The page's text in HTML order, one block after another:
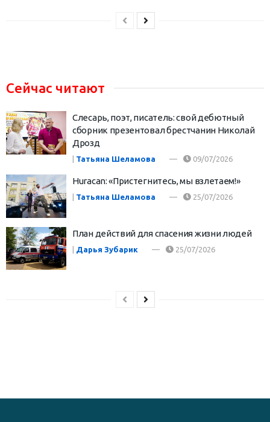
Сейчас читают
Слесарь, поэт, писатель: свой дебютный
сборник презентовал брестчанин Николай
Дрозд
Татьяна Шеламова 09/07/2026
Huracan: «Пристегнитесь, мы взлетаем!»
Татьяна Шеламова 25/07/2026
План действий для спасения жизни людей
| Дарья Зубарик 25/07/2026